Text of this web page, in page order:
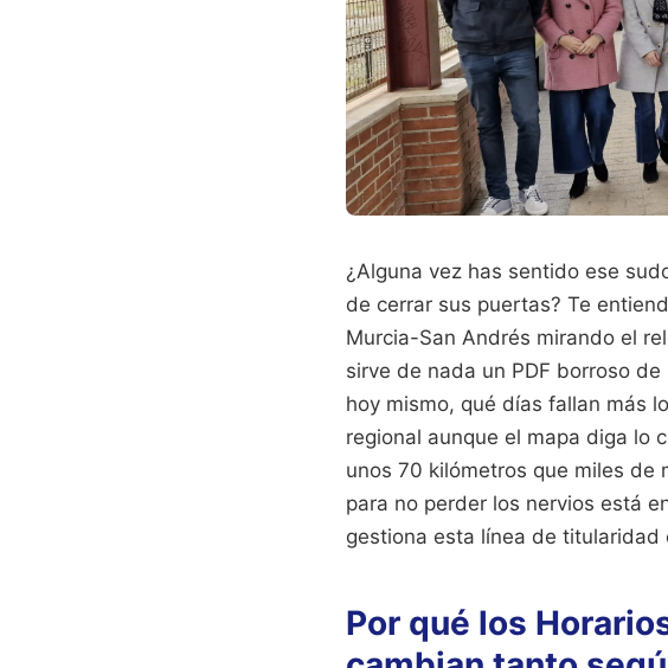
¿Alguna vez has sentido ese
de cerrar sus puertas? Te
Murcia-San Andrés mirando el
sirve de nada un PDF borroso
hoy mismo, qué días fallan más
regional aunque el mapa diga lo
unos 70 kilómetros que miles de
para no perder los nervios está
gestiona esta línea de
Por qué los